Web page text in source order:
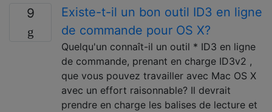
9
Existe-t-il un bon outil ID3 en ligne
de commande pour OS X?
Quelqu'un connaît-il un outil * ID3 en ligne
de commande, prenant en charge ID3v2 ,
que vous pouvez travailler avec Mac OS X
avec un effort raisonnable? Il devrait
prendre en charge les balises de lecture et